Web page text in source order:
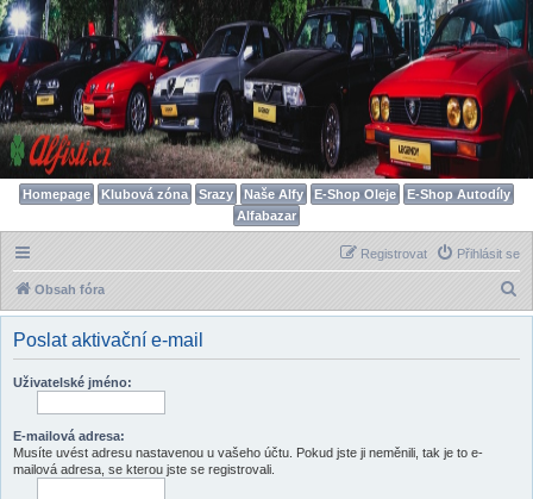
Homepage Klubová zóna Srazy Naše Alfy E-Shop Oleje
E-Shop Autodíly
Alfabazar
Přihlásit se
Registrovat
Obsah fóra
l
Poslat aktivační e-mail
Uživatelské jméno:
E-mailová adresa:
Musíte uvést adresu nastavenou u vašeho účtu. Pokud jste ji neměnili, tak je to e-
mailová adresa, se kterou jste se registrovali.